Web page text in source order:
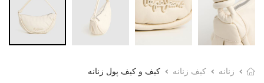
زنانه کیف زنانه کیف و کیف پول زنانه